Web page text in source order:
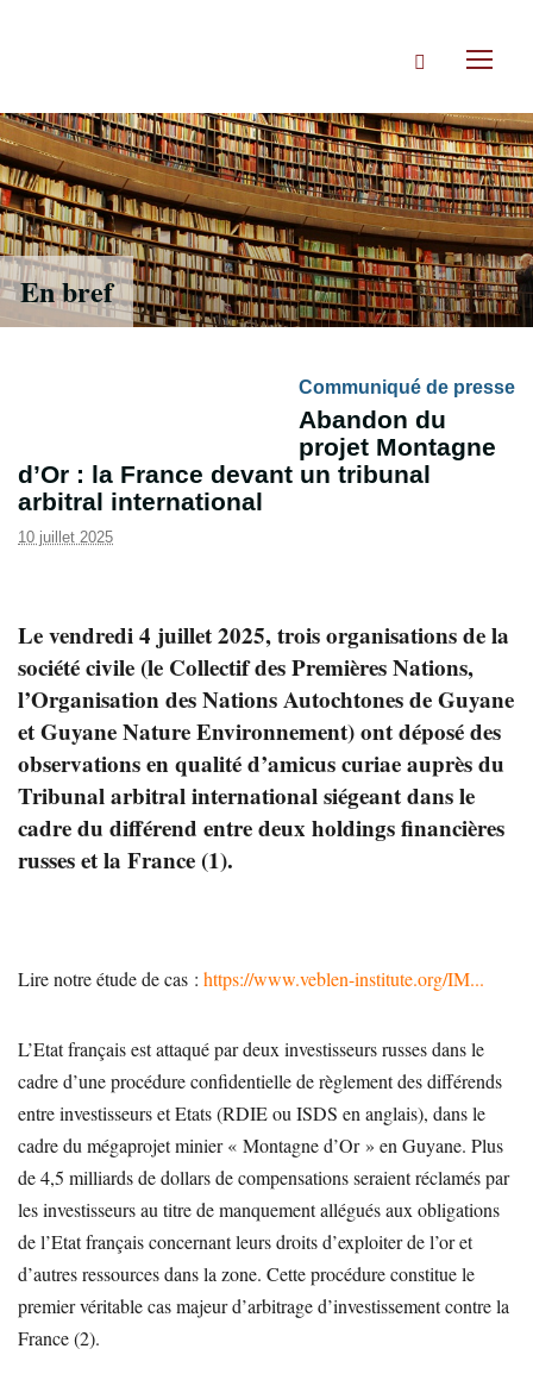
Rechercher
En bref
Communiqué de presse
Abandon du
projet Montagne
d’Or : la France devant un tribunal
arbitral international
10 juillet 2025
Le vendredi 4 juillet 2025, trois organisations de la
société civile (le Collectif des Premières Nations,
l’Organisation des Nations Autochtones de Guyane
et Guyane Nature Environnement) ont déposé des
observations en qualité d’amicus curiae auprès du
Tribunal arbitral international siégeant dans le
cadre du différend entre deux holdings financières
russes et la France (1).
Lire notre étude de cas : https://www.veblen-institute.org/IM...
L’Etat français est attaqué par deux investisseurs russes dans le
cadre d’une procédure confidentielle de règlement des différends
entre investisseurs et Etats (RDIE ou ISDS en anglais), dans le
cadre du mégaprojet minier « Montagne d’Or » en Guyane. Plus
de 4,5 milliards de dollars de compensations seraient réclamés par
les investisseurs au titre de manquement allégués aux obligations
de l’Etat français concernant leurs droits d’exploiter de l’or et
d’autres ressources dans la zone. Cette procédure constitue le
premier véritable cas majeur d’arbitrage d’investissement contre la
France (2).